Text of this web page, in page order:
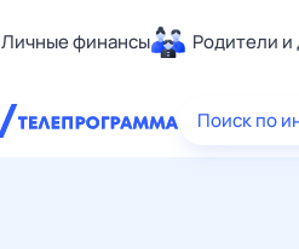
Личные финансы Родители и
Поиск по